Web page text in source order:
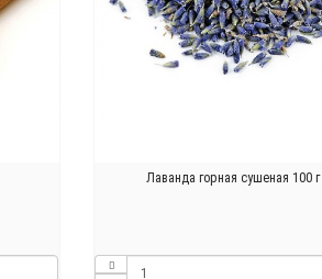
Лаванда горная сушеная 100 г